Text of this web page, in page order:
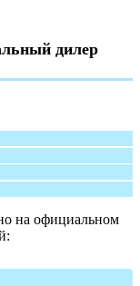
дилер
на официальном